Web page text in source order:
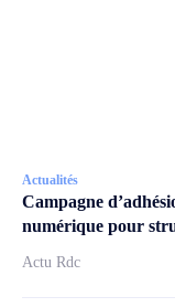
Actualités
Campagne
numérique pour
Actu Rdc